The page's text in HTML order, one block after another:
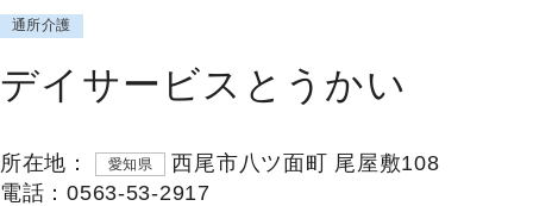
通所介護
デイサービスとうかい
所在地： 愛知県
西尾市八ツ面町 尾屋敷108
電話：0563-53-2917